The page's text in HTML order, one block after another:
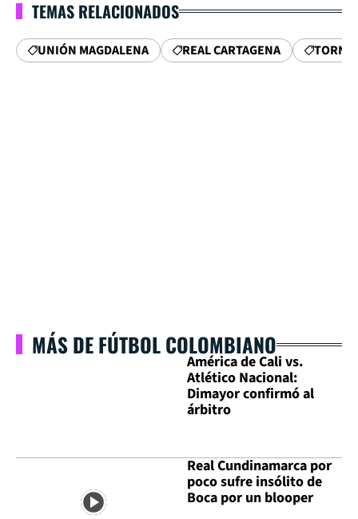
TEMAS RELACIONADOS
UNIÓN MAGDALENA REAL CARTAGENA
MÁS DE FÚTBOL COLOMBIANO
América de Cali vs.
Atlético Nacional:
Dimayor confirmó al
árbitro
Real Cundinamarca por
poco sufre insólito de
Boca por un blooper